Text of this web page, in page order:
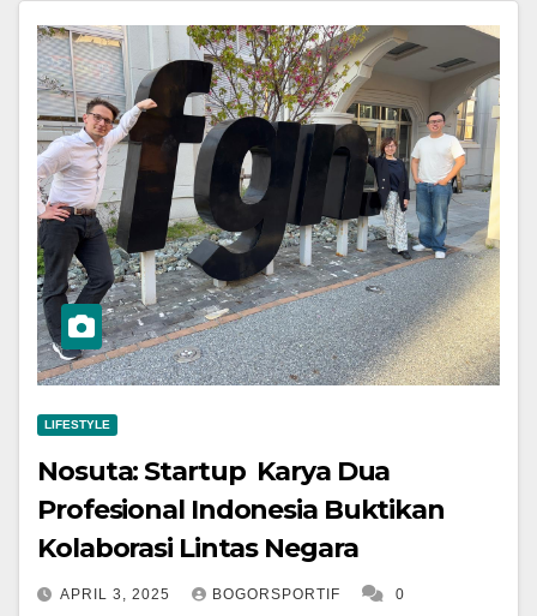
LIFESTYLE
Nosuta: Startup Karya Dua
Profesional Indonesia Buktikan
Kolaborasi Lintas Negara
APRIL 3, 2025 BOGORSPORTIF 0